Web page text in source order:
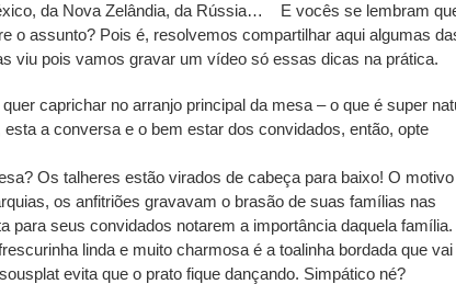
da Nova Zelândia, da Rússia…
E vocês se lembram
o assunto? Pois é, resolvemos compartilhar aqui algumas
viu pois vamos gravar um vídeo só essas dicas na prática.
caprichar no arranjo principal da mesa – o que é super
a conversa e o bem estar dos convidados, então, opte
Os talheres estão virados de cabeça para baixo! O
os anfitriões gravavam o brasão de suas famílias nas
seus convidados notarem a importância daquela família.
linda e muito charmosa é a toalinha bordada que vai
evita que o prato fique dançando. Simpático né?